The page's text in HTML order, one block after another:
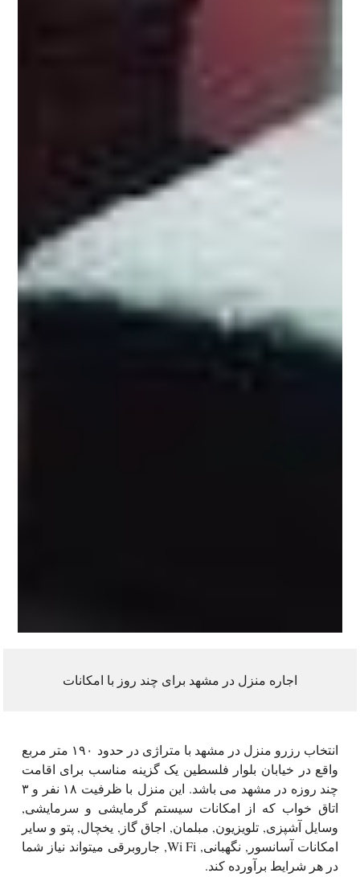
اجاره منزل در مشهد برای چند روز با امکانات
انتخاب رزرو منزل در مشهد با متراژی در حدود ۱۹۰ متر مربع
واقع در خیابان بلوار فلسطین یک گزینه مناسب برای اقامت
چند روزه در مشهد می باشد. این منزل با ظرفیت ۱۸ نفر و ۳
اتاق خواب که از امکانات سیستم گرمایشی و سرمایشی,
وسایل آشپزی, تلویزیون, مبلمان, اجاق گاز, یخچال, پتو و سایر
امکانات آسانسور, نگهبانی, Wi Fi, جاروبرقی میتواند نیاز شما
در هر شرایط برآورده کند.